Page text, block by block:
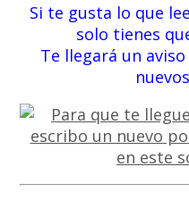
Si te gusta lo que
solo tienes
Te llegará un